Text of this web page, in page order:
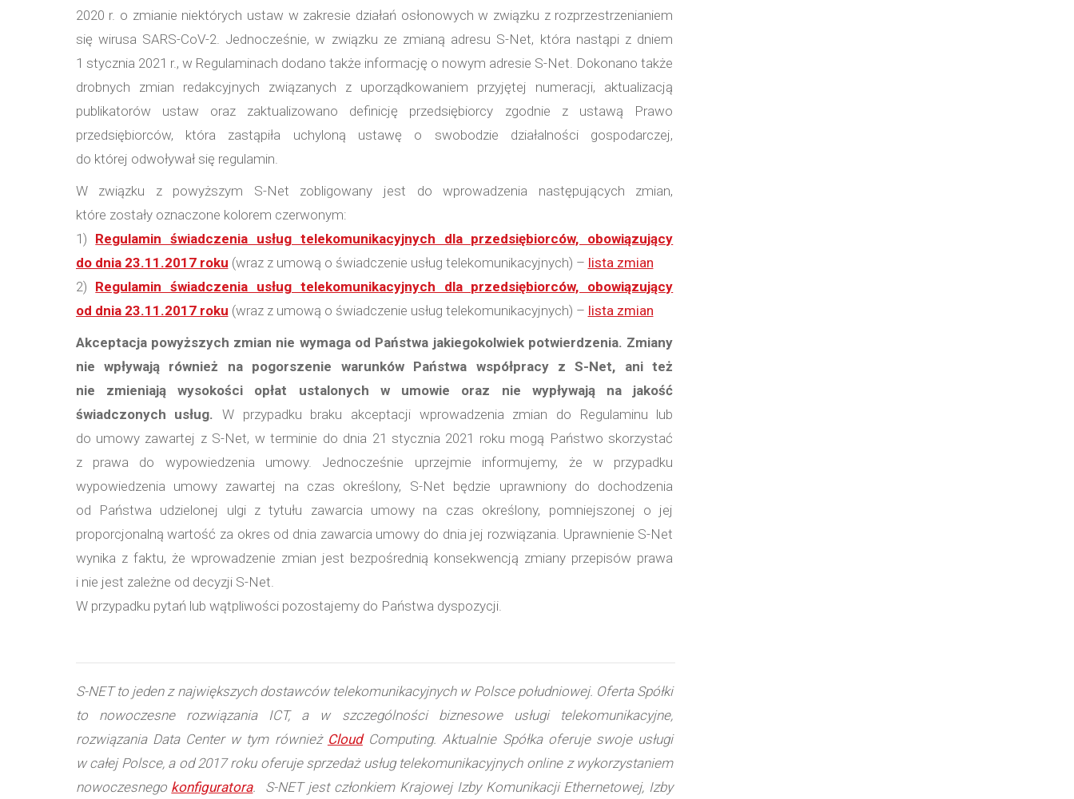
2020 r. o zmianie niektórych ustaw w zakresie działań osłonowych w związku z rozprzestrzenianiem
się wirusa SARS-CoV-2. Jednocześnie, w związku ze zmianą adresu S-Net, która nastąpi z dniem
1 stycznia 2021 r., w Regulaminach dodano także informację o nowym adresie S-Net. Dokonano także
drobnych zmian redakcyjnych związanych z uporządkowaniem przyjętej numeracji, aktualizacją
publikatorów ustaw oraz zaktualizowano definicję przedsiębiorcy zgodnie z ustawą Prawo
przedsiębiorców, która zastąpiła uchyloną ustawę o swobodzie działalności gospodarczej,
do której odwoływał się regulamin.
W związku z powyższym S-Net zobligowany jest do wprowadzenia następujących zmian,
które zostały oznaczone kolorem czerwonym:
1) Regulamin świadczenia usług telekomunikacyjnych dla przedsiębiorców, obowiązujący
do dnia 23.11.2017 roku (wraz z umową o świadczenie usług telekomunikacyjnych) – lista zmian
2) Regulamin świadczenia usług telekomunikacyjnych dla przedsiębiorców, obowiązujący
od dnia 23.11.2017 roku (wraz z umową o świadczenie usług telekomunikacyjnych) – lista zmian
Akceptacja powyższych zmian nie wymaga od Państwa jakiegokolwiek potwierdzenia. Zmiany
nie wpływają również na pogorszenie warunków Państwa współpracy z S-Net, ani też
nie zmieniają wysokości opłat ustalonych w umowie oraz nie wypływają na jakość
świadczonych usług.
W przypadku braku akceptacji wprowadzenia zmian do Regulaminu lub
do umowy zawartej z S-Net, w terminie do dnia 21 stycznia 2021 roku mogą Państwo skorzystać
z prawa do wypowiedzenia umowy. Jednocześnie uprzejmie informujemy, że w przypadku
wypowiedzenia umowy zawartej na czas określony, S-Net będzie uprawniony do dochodzenia
od Państwa udzielonej ulgi z tytułu zawarcia umowy na czas określony, pomniejszonej o jej
proporcjonalną wartość za okres od dnia zawarcia umowy do dnia jej rozwiązania. Uprawnienie S-Net
wynika z faktu, że wprowadzenie zmian jest bezpośrednią konsekwencją zmiany przepisów prawa
i nie jest zależne od decyzji S-Net.
W przypadku pytań lub wątpliwości pozostajemy do Państwa dyspozycji.
S-NET to jeden z największych dostawców telekomunikacyjnych w Polsce południowej. Oferta Spółki
to nowoczesne rozwiązania ICT, a w szczególności biznesowe usługi telekomunikacyjne,
rozwiązania Data Center w tym również CloudComputing. Aktualnie Spółka oferuje swoje usługi
w całej Polsce, a od 2017 roku oferuje sprzedaż usług telekomunikacyjnych online z wykorzystaniem
nowoczesnego konfiguratora. S-NET jest członkiem Krajowej Izby Komunikacji Ethernetowej, Izby